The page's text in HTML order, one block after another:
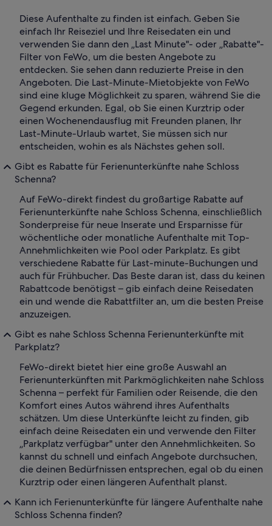
Diese Aufenthalte zu finden ist einfach. Geben Sie
einfach Ihr Reiseziel und Ihre Reisedaten ein und
verwenden Sie dann den „Last Minute"- oder „Rabatte"-
Filter von FeWo, um die besten Angebote zu
entdecken. Sie sehen dann reduzierte Preise in den
Angeboten. Die Last-Minute-Mietobjekte von FeWo
sind eine kluge Möglichkeit zu sparen, während Sie die
Gegend erkunden. Egal, ob Sie einen Kurztrip oder
einen Wochenendausflug mit Freunden planen, Ihr
Last-Minute-Urlaub wartet, Sie müssen sich nur
entscheiden, wohin es als Nächstes gehen soll.
Gibt es Rabatte für Ferienunterkünfte nahe Schloss
Schenna?
Auf FeWo-direkt findest du großartige Rabatte auf
Ferienunterkünfte nahe Schloss Schenna, einschließlich
Sonderpreise für neue Inserate und Ersparnisse für
wöchentliche oder monatliche Aufenthalte mit Top-
Annehmlichkeiten wie Pool oder Parkplatz. Es gibt
verschiedene Rabatte für Last-minute-Buchungen und
auch für Frühbucher. Das Beste daran ist, dass du keinen
Rabattcode benötigst – gib einfach deine Reisedaten
ein und wende die Rabattfilter an, um die besten Preise
anzuzeigen.
Gibt es nahe Schloss Schenna Ferienunterkünfte mit
Parkplatz?
FeWo-direkt bietet hier eine große Auswahl an
Ferienunterkünften mit Parkmöglichkeiten nahe Schloss
Schenna – perfekt für Familien oder Reisende, die den
Komfort eines Autos während ihres Aufenthalts
schätzen. Um diese Unterkünfte leicht zu finden, gib
einfach deine Reisedaten ein und verwende den Filter
„Parkplatz verfügbar" unter den Annehmlichkeiten. So
kannst du schnell und einfach Angebote durchsuchen,
die deinen Bedürfnissen entsprechen, egal ob du einen
Kurztrip oder einen längeren Aufenthalt planst.
Kann ich Ferienunterkünfte für längere Aufenthalte nahe
Schloss Schenna finden?